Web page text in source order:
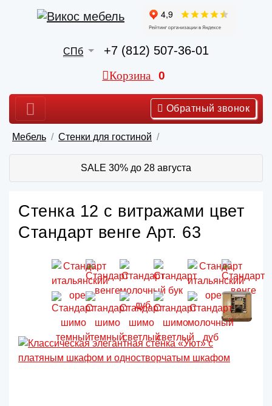
СПб +7 (812) 507-36-01
Корзина 0
Обратный звонок
Мебель Стенки для гостиной
SALE 30% до 28 августа
Стенка 12 с витражами цвет
Стандарт венге Арт. 63